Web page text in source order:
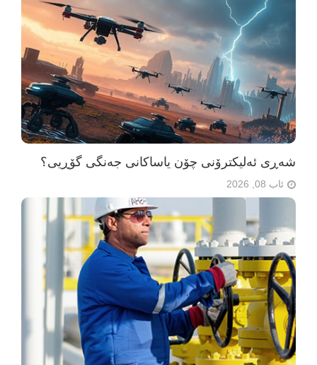
شەڕی ئەلیکترۆنی چۆن یاساکانی جەنگی گۆڕیی؟
ئاب 08, 2026